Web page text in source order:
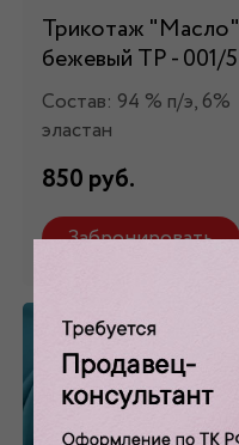
Трикотаж "Масло"
бежевый ТР - 001/5
Состав: 94 % п/э, 6%
эластан
850 руб.
Забронировать